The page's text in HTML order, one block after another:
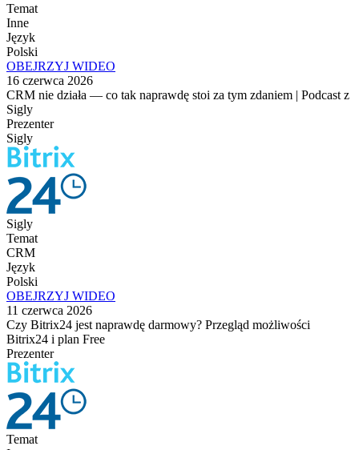
Temat
Inne
Język
Polski
OBEJRZYJ WIDEO
16 czerwca 2026
CRM nie działa — co tak naprawdę stoi za tym zdaniem | Podcast z
Sigly
Prezenter
Sigly
Sigly
Temat
CRM
Język
Polski
OBEJRZYJ WIDEO
11 czerwca 2026
Czy Bitrix24 jest naprawdę darmowy? Przegląd możliwości
Bitrix24 i plan Free
Prezenter
Temat